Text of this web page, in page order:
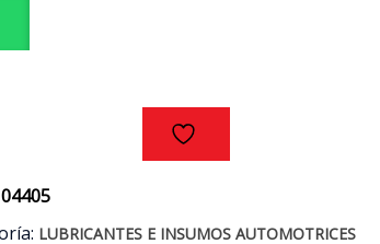
LUBRICANTES E INSUMOS AUTOMOTRICES